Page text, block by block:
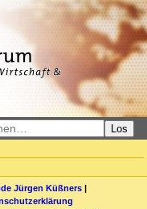
Los
Jürgen Küßners |